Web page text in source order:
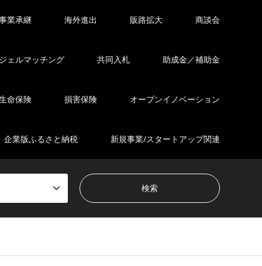
業承継 海外進出 販路拡大 商談会
ェルマッチング 共同入札 助成金／補助金
命保険 損害保険 オープンイノベーション
企業版ふるさと納税 新規事業/スタートアップ関連